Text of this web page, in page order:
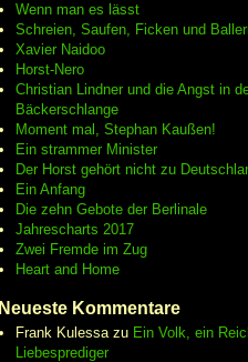
Wenn man es lässt
Schreien, Saufen, Ficken und
Xavier Naidoo
Horst-Nero
Christian Lindner und die Angst in
Bäckerschlange
Moment mal, Stephan Kaußen!
Ein strammer Minister
Der Horst gehört nicht zu
Ein Anfang
Die zehn Gebote der Berlinale
Jahrescharts 2017
Zwei Fremde im Zug
Heart and Home
Neueste Kommentare
Frank Kulessazu Ein Volk, ein
Liebesprediger